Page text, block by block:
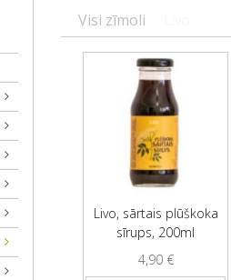
Visi zīmoli
Livo, sārtais plūškoka
sīrups, 200ml
4,90 €